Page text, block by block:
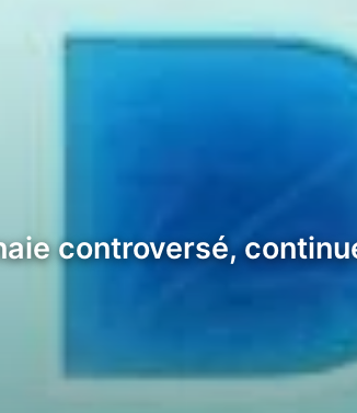
controversé,